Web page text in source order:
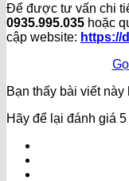
Để được tư vấn chi
0935.995.035 hoặc
cập website: https://
Bạn thấy bài viết
Hãy để lại đánh giá